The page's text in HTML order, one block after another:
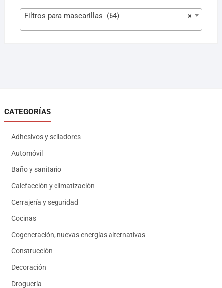
×
Filtros para mascarillas (64)
CATEGORÍAS
Adhesivos y selladores
Automóvil
Baño y sanitario
Calefacción y climatización
Cerrajería y seguridad
Cocinas
Cogeneración, nuevas energías alternativas
Construcción
Decoración
Droguería